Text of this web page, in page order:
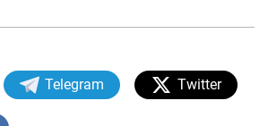
Telegram Twitter